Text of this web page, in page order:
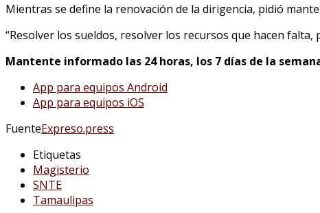
Mientras se define la renovación de la dirigencia, pidió
“Resolver los sueldos, resolver los recursos que hacen falta,
Mantente informado las 24 horas, los 7 días de la
App para equipos Android
App para equipos iOS
FuenteExpreso.press
Etiquetas
Magisterio
SNTE
Tamaulipas